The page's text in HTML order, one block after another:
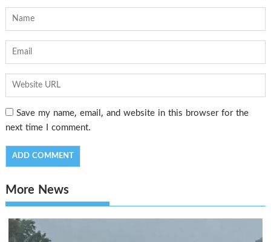
Save my name, email, and website in this browser for the
next time I comment.
More News